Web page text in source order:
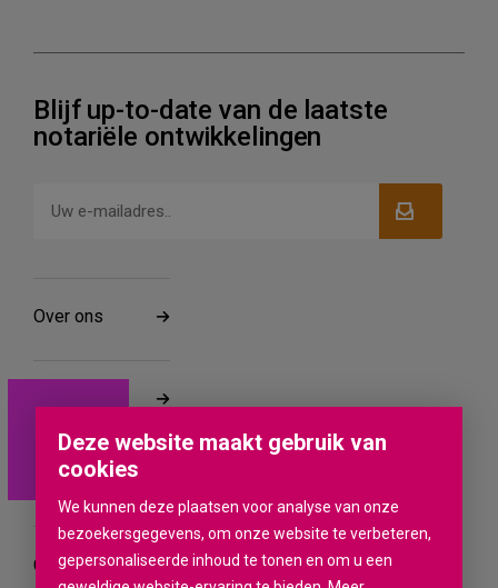
Deze website maakt gebruik van
cookies
We kunnen deze plaatsen voor analyse van onze
bezoekersgegevens, om onze website te verbeteren,
gepersonaliseerde inhoud te tonen en om u een
Blijf up-to-date van de laatste
notariële ontwikkelingen
Over ons
Vestigingen
Contact